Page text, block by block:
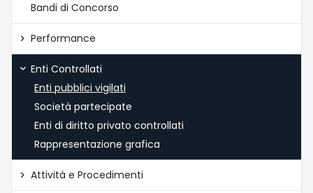
Bandi di Concorso
Performance
Enti Controllati
Enti pubblici vigilati
Società partecipate
Enti di diritto privato controllati
Rappresentazione grafica
Attività e Procedimenti